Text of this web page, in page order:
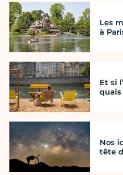
Les
à
Et si
quais
Nos
tête